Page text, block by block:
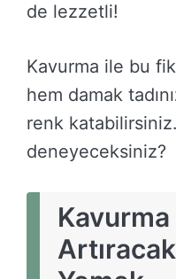
de lezzetli!
Kavurma ile bu
hem damak
renk
deneyeceksiniz?